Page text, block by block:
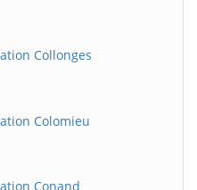
Collonges
Colomieu
Conand